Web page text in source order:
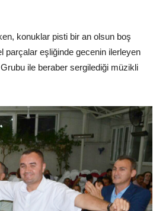
konuklar pisti bir an olsun boş
parçalar eşliğinde gecenin ilerleyen
ile beraber sergilediği müzikli